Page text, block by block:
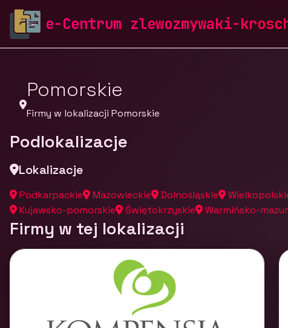
e-Centrum zlewozmywaki-
zlewozmywaki-krosch.pl Firmy Firmy z województwa
Pomorskie
Firmy w lokalizacji Pomorskie
Podlokalizacje
Lokalizacje
Podkarpackie Mazowieckie Dolnośląskie
Kujawsko-pomorskie
Świętokrzyskie Warmińsko-
Firmy w tej lokalizacji